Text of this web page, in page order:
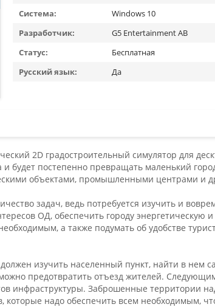
Система:
Windows 10
Разработчик:
G5 Entertainment AB
Статус:
Бесплатная
Русский язык:
Да
2D градостроительный симулятор для
будет постепенно превращать маленький
объектами, промышленными центрами и
задач, ведь потребуется изучить и
ОД, обеспечить городу энергетическую
а также подумать об удобстве
должен изучить населенный пункт, найти в
можно предотвратить отъезд жителей.
инфраструктуры. Заброшенные территории
которые надо обеспечить всем необходимым,